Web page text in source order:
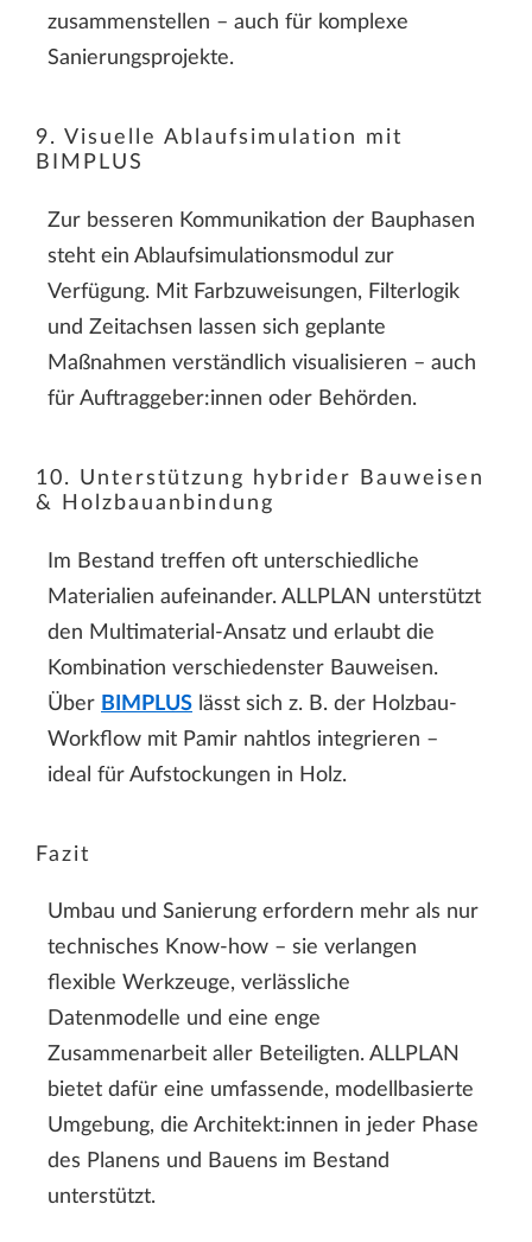
zusammenstellen – auch für komplexe
Sanierungsprojekte.
9. Visuelle Ablaufsimulation mit
BIMPLUS
Zur besseren Kommunikation der Bauphasen
steht ein Ablaufsimulationsmodul zur
Verfügung. Mit Farbzuweisungen, Filterlogik
und Zeitachsen lassen sich geplante
Maßnahmen verständlich visualisieren – auch
für Auftraggeber:innen oder Behörden.
10. Unterstützung hybrider Bauweisen
& Holzbauanbindung
Im Bestand treffen oft unterschiedliche
Materialien aufeinander. ALLPLAN unterstützt
den Multimaterial-Ansatz und erlaubt die
Kombination verschiedenster Bauweisen.
Über BIMPLUS lässt sich z. B. der Holzbau-
Workflow mit Pamir nahtlos integrieren –
ideal für Aufstockungen in Holz.
Fazit
Umbau und Sanierung erfordern mehr als nur
technisches Know-how – sie verlangen
flexible Werkzeuge, verlässliche
Datenmodelle und eine enge
Zusammenarbeit aller Beteiligten. ALLPLAN
bietet dafür eine umfassende, modellbasierte
Umgebung, die Architekt:innen in jeder Phase
des Planens und Bauens im Bestand
unterstützt.